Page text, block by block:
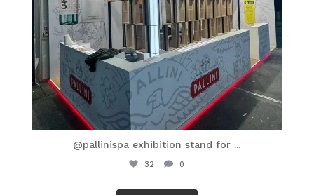
@pallinispa exhibition stand for ...
32 0